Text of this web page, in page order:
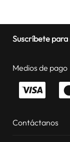
Suscríbete
Medios de pago
Contáctanos